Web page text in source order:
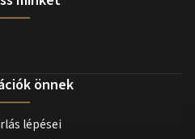
önnek
lépései